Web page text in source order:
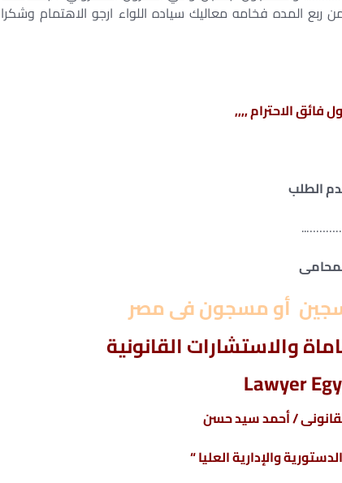
المده فخامه معاليك سياده اللواء ارجو الاهتمام وشكرا
فائق الاحترام ,,,,
الطلب
أو مسجون فى مصر
والاستشارات القانونية
Lawyer
/ أحمد سيد حسن
والإدارية العليا “